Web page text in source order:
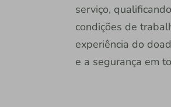
serviço,
condições de
experiência do
e a segurança em